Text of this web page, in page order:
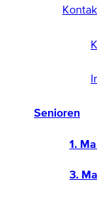
Senioren
1.
3.